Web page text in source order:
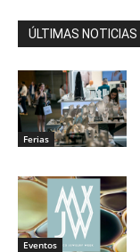
ÚLTIMAS NOTICIAS
Ferias
Eventos